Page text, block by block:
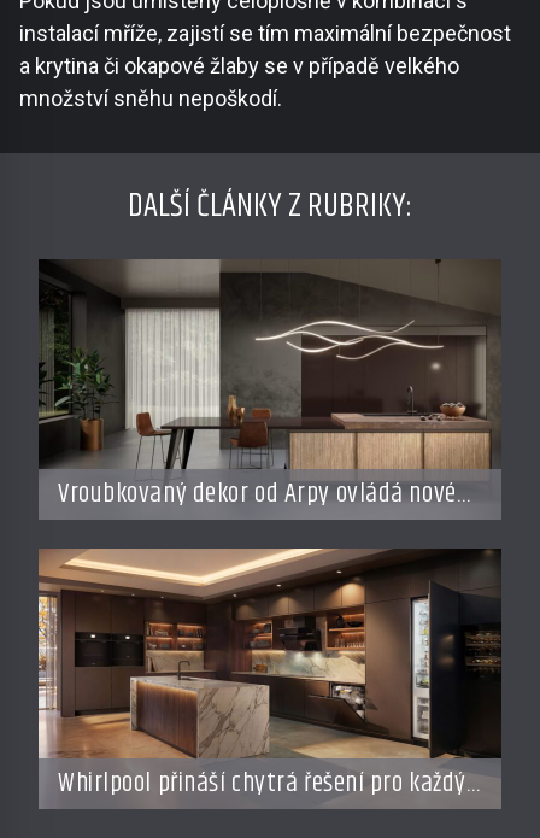
instalací mříže, zajistí se tím maximální bezpečnost
a krytina či okapové žlaby se v případě velkého
množství sněhu nepoškodí.
DALŠÍ ČLÁNKY Z RUBRIKY:
Vroubkovaný dekor od Arpy ovládá nové
interiéry
Whirlpool přináší chytrá řešení pro každý
styl vaření